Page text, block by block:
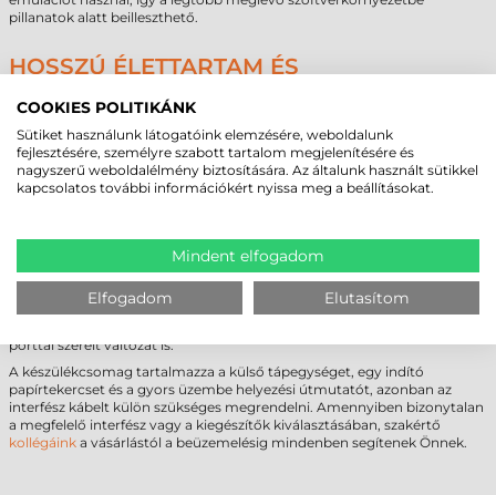
pillanatok alatt beilleszthető.
HOSSZÚ ÉLETTARTAM ÉS
GONDOZÁSMENTES MŰKÖDÉS
típusú automata vágóegység, amely teljes és részleges vágásra
egyaránt képes. A gyártó bizalmát a termék iránt a 2 éves garancia
tükrözi, amely a nyomtatófejre és a vágómechanizmusra is kiterjed. A
kezelése rendkívül egyszerű, a LED állapotjelzők azonnali visszajelzést
A VÁSÁRLÁSTÓL AZ AZONNALI MUNKÁIG
A Citizen CT-S751 bizonylatnyomtató többféle konfigurációban elérhető,
így pontosan az Ön igényeihez szabható: az alap USB csatlakozós
porttal szerelt változat is.
A készülékcsomag tartalmazza a külső tápegységet, egy indító
papírtekercset és a gyors üzembe helyezési útmutatót, azonban az
interfész kábelt külön szükséges megrendelni. Amennyiben bizonytalan
a megfelelő interfész vagy a kiegészítők kiválasztásában, szakértő
kollégáink a vásárlástól a beüzemelésig mindenben segítenek Önnek.
COOKIES POLITIKÁNK
Sütiket használunk látogatóink elemzésére, weboldalunk
fejlesztésére, személyre szabott tartalom megjelenítésére és
nagyszerű weboldalélmény biztosítására. Az általunk használt sütikkel
kapcsolatos további információkért nyissa meg a beállításokat.
Mindent elfogadom
Elfogadom Elutasítom